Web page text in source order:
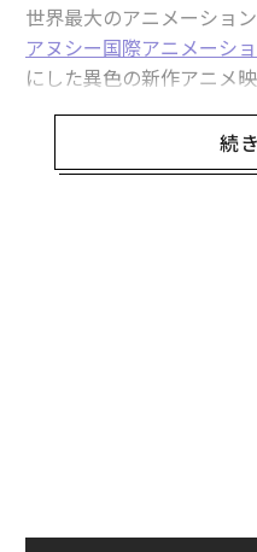
世界最大のアニメーショ
アヌシー国際アニメーシ
にした異色の新作アニメ
編コントルシャン部門に
は、横浜生まれで朝鮮半
監督だ。
続